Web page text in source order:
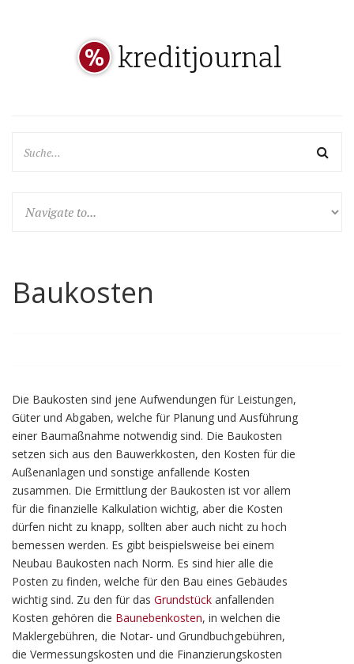
Baukosten
Die Baukosten sind jene Aufwendungen für Leistungen,
Güter und Abgaben, welche für Planung und Ausführung
einer Baumaßnahme notwendig sind. Die Baukosten
setzen sich aus den Bauwerkkosten, den Kosten für die
Außenanlagen und sonstige anfallende Kosten
zusammen. Die Ermittlung der Baukosten ist vor allem
für die finanzielle Kalkulation wichtig, aber die Kosten
dürfen nicht zu knapp, sollten aber auch nicht zu hoch
bemessen werden. Es gibt beispielsweise bei einem
Neubau Baukosten nach Norm. Es sind hier alle die
Posten zu finden, welche für den Bau eines Gebäudes
wichtig sind. Zu den für das Grundstück anfallenden
Kosten gehören die Baunebenkosten, in welchen die
Maklergebühren, die Notar- und Grundbuchgebühren,
die Vermessungskosten und die Finanzierungskosten